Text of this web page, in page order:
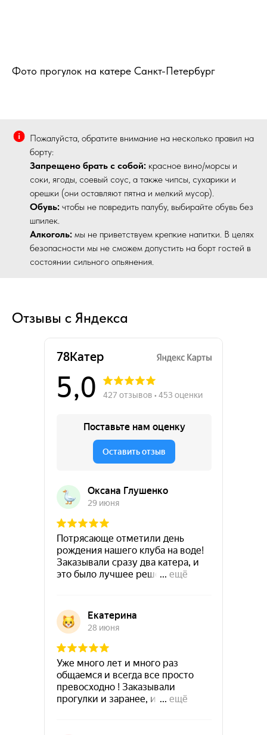
Фото прогулок на катере Санкт-Петербург
Пожалуйста, обратите внимание на несколько правил на
борту:
Запрещено брать с собой: красное вино/морсы и
соки, ягоды, соевый соус, а также чипсы, сухарики и
орешки (они оставляют пятна и мелкий мусор).
Обувь: чтобы не повредить палубу, выбирайте обувь без
шпилек.
Алкоголь: мы не приветствуем крепкие напитки. В целях
безопасности мы не сможем допустить на борт гостей в
состоянии сильного опьянения.
Отзывы с Яндекса